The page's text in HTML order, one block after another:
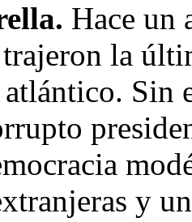
Hace un
la
Sin
y